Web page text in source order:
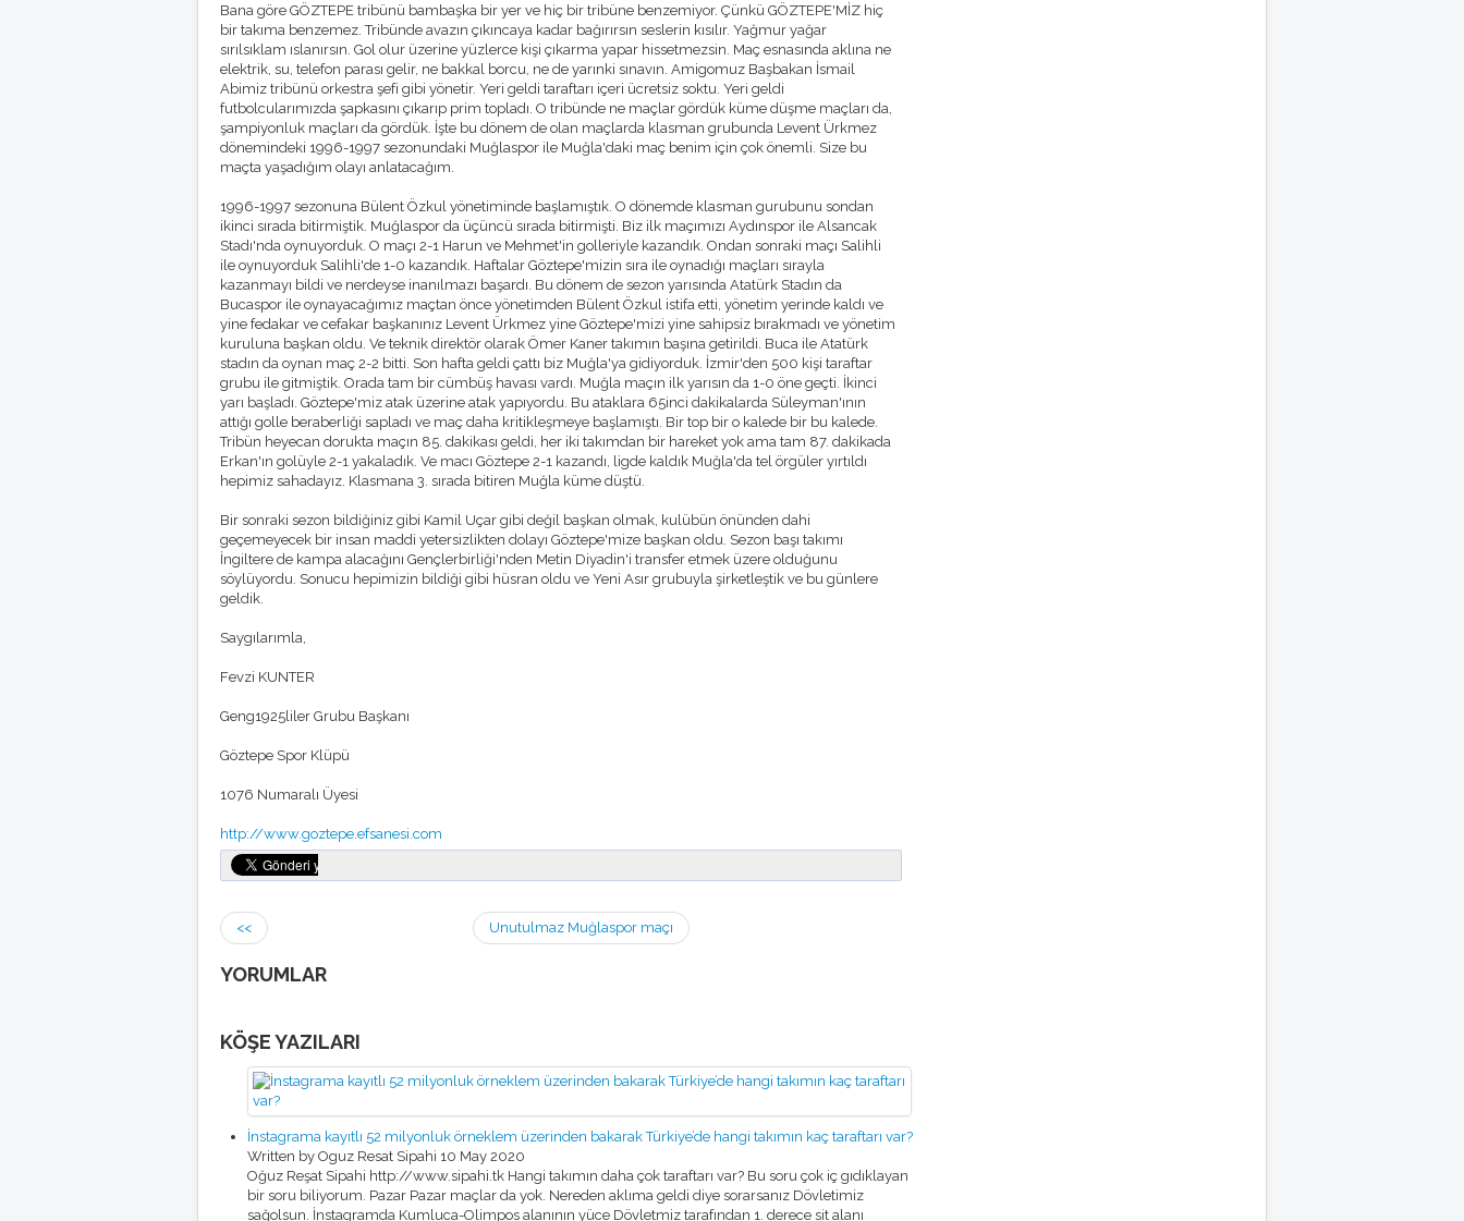
Bana göre GÖZTEPE tribünü bambaşka bir yer ve hiç bir tribüne benzemiyor. Çünkü GÖZTEPE'MİZ hiç
bir takıma benzemez. Tribünde avazın çıkıncaya kadar bağırırsın seslerin kısılır. Yağmur yağar
sırılsıklam ıslanırsın. Gol olur üzerine yüzlerce kişi çıkarma yapar hissetmezsin. Maç esnasında aklına ne
elektrik, su, telefon parası gelir, ne bakkal borcu, ne de yarınki sınavın. Amigomuz Başbakan İsmail
Abimiz tribünü orkestra şefi gibi yönetir. Yeri geldi taraftarı içeri ücretsiz soktu. Yeri geldi
futbolcularımızda şapkasını çıkarıp prim topladı. O tribünde ne maçlar gördük küme düşme maçları da,
şampiyonluk maçları da gördük. İşte bu dönem de olan maçlarda klasman grubunda Levent Ürkmez
dönemindeki 1996-1997 sezonundaki Muğlaspor ile Muğla'daki maç benim için çok önemli. Size bu
maçta yaşadığım olayı anlatacağım.
1996-1997 sezonuna Bülent Özkul yönetiminde başlamıştık. O dönemde klasman gurubunu sondan
ikinci sırada bitirmiştik. Muğlaspor da üçüncü sırada bitirmişti. Biz ilk maçımızı Aydınspor ile Alsancak
Stadı'nda oynuyorduk. O maçı 2-1 Harun ve Mehmet'in golleriyle kazandık. Ondan sonraki maçı Salihli
ile oynuyorduk Salihli'de 1-0 kazandık. Haftalar Göztepe'mizin sıra ile oynadığı maçları sırayla
kazanmayı bildi ve nerdeyse inanılmazı başardı. Bu dönem de sezon yarısında Atatürk Stadın da
Bucaspor ile oynayacağımız maçtan önce yönetimden Bülent Özkul istifa etti, yönetim yerinde kaldı ve
yine fedakar ve cefakar başkanınız Levent Ürkmez yine Göztepe'mizi yine sahipsiz bırakmadı ve yönetim
kuruluna başkan oldu. Ve teknik direktör olarak Ömer Kaner takımın başına getirildi. Buca ile Atatürk
stadın da oynan maç 2-2 bitti. Son hafta geldi çattı biz Muğla'ya gidiyorduk. İzmir'den 500 kişi taraftar
grubu ile gitmiştik. Orada tam bir cümbüş havası vardı. Muğla maçın ilk yarısın da 1-0 öne geçti. İkinci
yarı başladı. Göztepe'miz atak üzerine atak yapıyordu. Bu ataklara 65inci dakikalarda Süleyman'ının
attığı golle beraberliği sapladı ve maç daha kritikleşmeye başlamıştı. Bir top bir o kalede bir bu kalede.
Tribün heyecan dorukta maçın 85. dakikası geldi, her iki takımdan bir hareket yok ama tam 87. dakikada
Erkan'ın golüyle 2-1 yakaladık. Ve macı Göztepe 2-1 kazandı, ligde kaldık Muğla'da tel örgüler yırtıldı
hepimiz sahadayız. Klasmana 3. sırada bitiren Muğla küme düştü.
Bir sonraki sezon bildiğiniz gibi Kamil Uçar gibi değil başkan olmak, kulübün önünden dahi
geçemeyecek bir insan maddi yetersizlikten dolayı Göztepe'mize başkan oldu. Sezon başı takımı
İngiltere de kampa alacağını Gençlerbirliği'nden Metin Diyadin'i transfer etmek üzere olduğunu
söylüyordu. Sonucu hepimizin bildiği gibi hüsran oldu ve Yeni Asır grubuyla şirketleştik ve bu günlere
geldik.
Saygılarımla,
Fevzi KUNTER
Geng1925liler Grubu Başkanı
Göztepe Spor Klüpü
1076 Numaralı Üyesi
http://www.goztepe.efsanesi.com
<< Unutulmaz Muğlaspor maçı
YORUMLAR
KÖŞE YAZILARI
İnstagrama kayıtlı 52 milyonluk örneklem üzerinden bakarak Türkiye’de hangi takımın kaç taraftarı var?
Written by Oguz Resat Sipahi 10 May 2020
Oğuz Reşat Sipahi http://www.sipahi.tk Hangi takımın daha çok taraftarı var? Bu soru çok iç gıdıklayan
bir soru biliyorum. Pazar Pazar maçlar da yok. Nereden aklıma geldi diye sorarsanız Dövletimiz
sağolsun. İnstagramda Kumluca-Olimpos alanının yüce Dövletmiz tarafından 1. derece sit alanı